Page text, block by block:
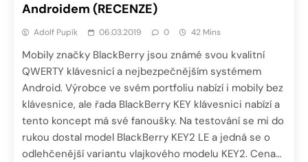
Androidem (RECENZE)
Adolf Pupík 06.03.2019 0 42 Mins
Mobily značky BlackBerry jsou známé svou kvalitní
QWERTY klávesnicí a nejbezpečnějším systémem
Android. Výrobce ve svém portfoliu nabízí i mobily bez
klávesnice, ale řada BlackBerry KEY klávesnici nabízí a
tento koncept má své fanoušky. Na testování se mi do
rukou dostal model BlackBerry KEY2 LE a jedná se o
odlehčenější variantu vlajkového modelu KEY2. Cena…